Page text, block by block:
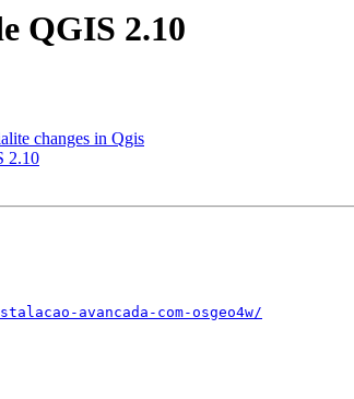
QGIS 2.10
changes in Qgis
2.10
avancada-com-osgeo4w/